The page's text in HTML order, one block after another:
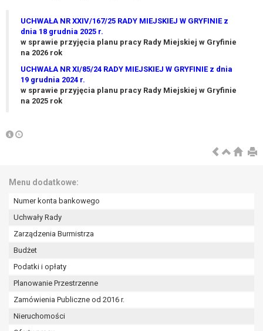
UCHWAŁA NR XXIV/167/25 RADY MIEJSKIEJ W GRYFINIE z
dnia 18 grudnia 2025 r.
w sprawie przyjęcia planu pracy Rady Miejskiej w Gryfinie
na 2026 rok
UCHWAŁA NR XI/85/24 RADY MIEJSKIEJ W GRYFINIE z dnia
19 grudnia 2024 r.
w sprawie przyjęcia planu pracy Rady Miejskiej w Gryfinie
na 2025 rok
Menu dodatkowe:
Numer konta bankowego
Uchwały Rady
Zarządzenia Burmistrza
Budżet
Podatki i opłaty
Planowanie Przestrzenne
Zamówienia Publiczne od 2016 r.
Nieruchomości
zautomatyzowany;
prawo sprzeciwu wobec przetwarzania
danych na podstawie art. 21 RODO, wobec
podstawą prawną jest:
wykonania zadania realizowanego w
niezbędność przetwarzania do celów
lub przez stronę trzecią.
sprzeciwu, administrator nie może już
wolności osoby, której dane dotyczą, lub